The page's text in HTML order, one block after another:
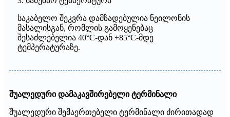
საკაბელო შეკვრა დამზადებულია ნეილონის
მასალისგან, რომლის გამოყენებაც
შესაძლებელია 40°C-დან +85°C-მდე
ტემპერატურაზე.
შუალედური დამაკავშირებელი ტერმინალი
შუალედური შემაერთებელი ტერმინალი ძირითადად